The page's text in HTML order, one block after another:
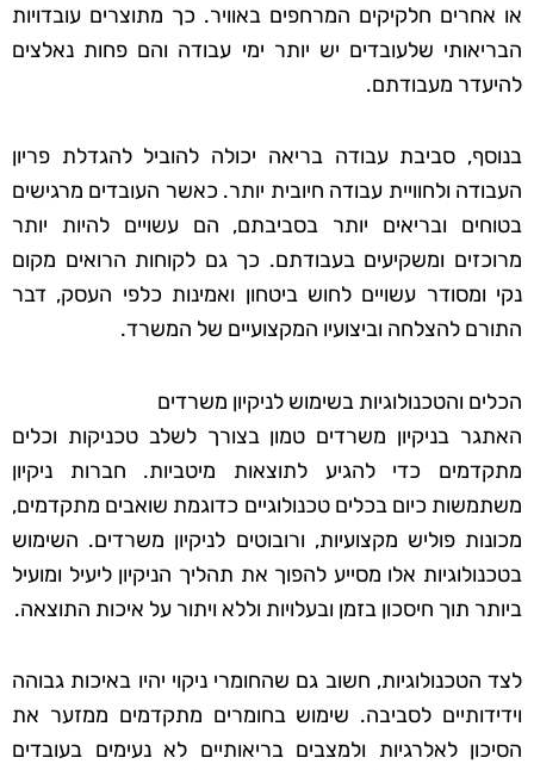
או אחרים חלקיקים המרחפים באוויר. כך מתוצרים עובדויות
הבריאותי שלעובדים יש יותר ימי עבודה והם פחות נאלצים
להיעדר מעבודתם.
בנוסף, סביבת עבודה בריאה יכולה להוביל להגדלת פריון
העבודה ולחוויית עבודה חיובית יותר. כאשר העובדים מרגישים
בטוחים ובריאים יותר בסביבתם, הם עשויים להיות יותר
מרוכזים ומשקיעים בעבודתם. כך גם לקוחות הרואים מקום
נקי ומסודר עשויים לחוש ביטחון ואמינות כלפי העסק, דבר
התורם להצלחה וביצועיו המקצועיים של המשרד.
הכלים והטכנולוגיות בשימוש לניקיון משרדים
האתגר בניקיון משרדים טמון בצורך לשלב טכניקות וכלים
מתקדמים כדי להגיע לתוצאות מיטביות. חברות ניקיון
משתמשות כיום בכלים טכנולוגיים כדוגמת שואבים מתקדמים,
מכונות פוליש מקצועיות, ורובוטים לניקיון משרדים. השימוש
בטכנולוגיות אלו מסייע להפוך את תהליך הניקיון ליעיל ומועיל
ביותר תוך חיסכון בזמן ובעלויות וללא ויתור על איכות התוצאה.
לצד הטכנולוגיות, חשוב גם שהחומרי ניקוי יהיו באיכות גבוהה
וידידותיים לסביבה. שימוש בחומרים מתקדמים ממזער את
הסיכון לאלרגיות ולמצבים בריאותיים לא נעימים בעובדים